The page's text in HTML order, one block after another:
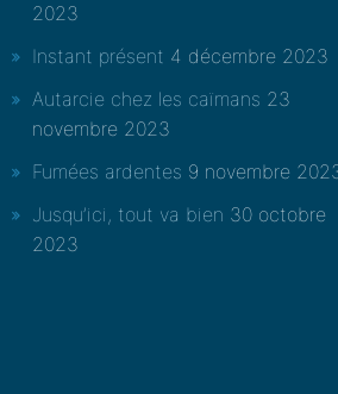
2023
Instant présent 4 décembre 2023
Autarcie chez les caïmans 23
novembre 2023
Fumées ardentes 9 novembre
Jusqu’ici, tout va bien 30 octobre
2023